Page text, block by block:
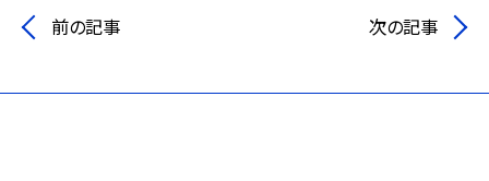
前の記事 次の記事